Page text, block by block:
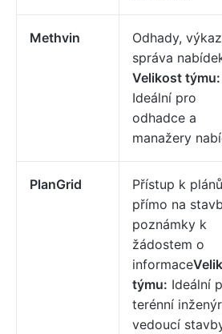
Methvin
Odhady,
správa
Velikost týmu:
Ideální pro
odhadce a
manažery
PlanGrid
Přístup k
přímo na
poznámky k
žádostem o
informace
týmu: Ideální
terénní
vedoucí